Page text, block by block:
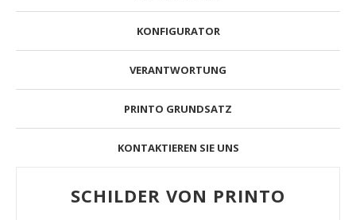
KONFIGURATOR
VERANTWORTUNG
PRINTO GRUNDSATZ
KONTAKTIEREN SIE UNS
SCHILDER VON PRINTO